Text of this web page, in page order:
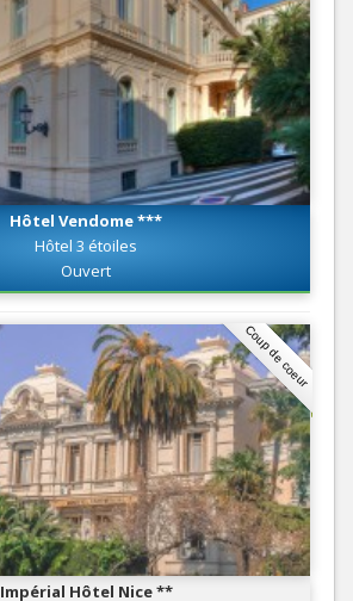
Hôtel Vendome ***
Hôtel 3 étoiles
Ouvert
Coup de coeur
Impérial Hôtel Nice **